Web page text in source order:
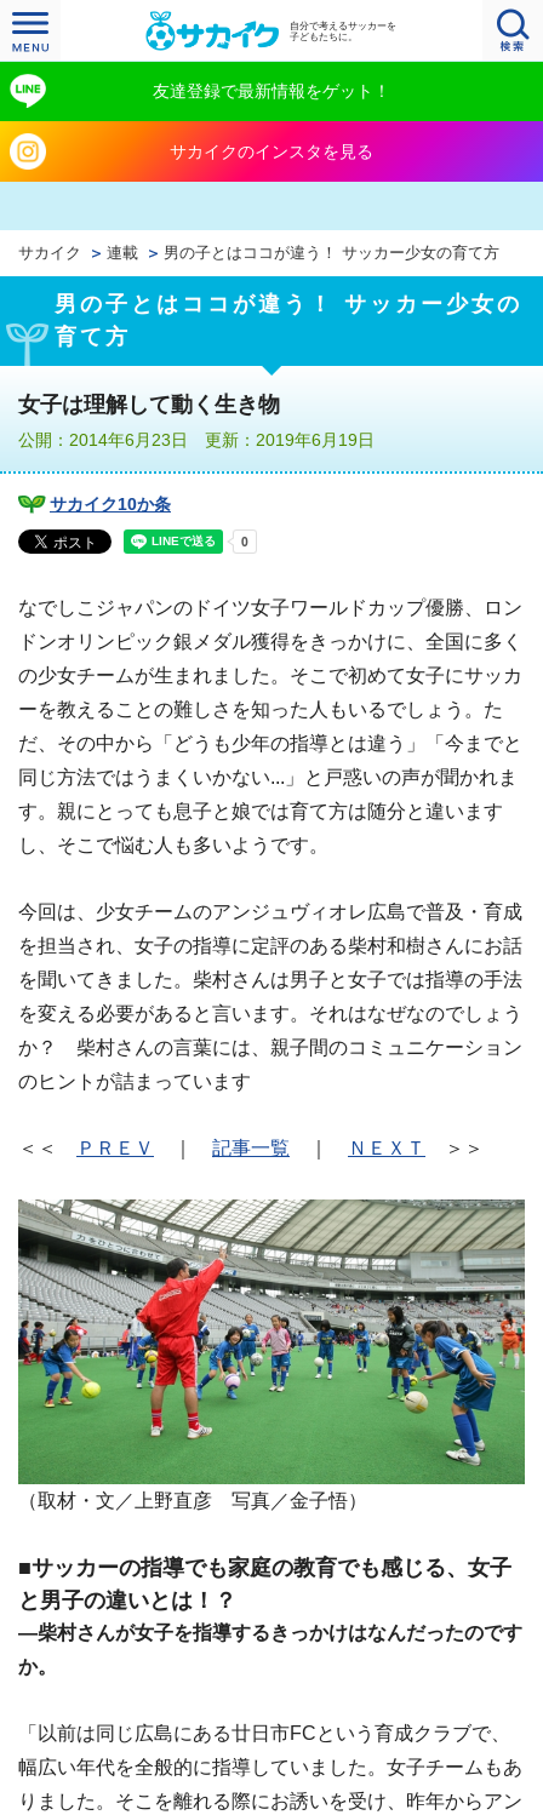
自分で考えるサッカーを
子どもたちに。
友達登録で最新情報をゲット！
サカイクのインスタを見る
サカイク 連載 男の子とはココが違う！ サッカー少女の育て方
男の子とはココが違う！ サッカー少女の
育て方
女子は理解して動く生き物
公開：2014年6月23日 更新：2019年6月19日
サカイク10か条
なでしこジャパンのドイツ女子ワールドカップ優勝、ロン
ドンオリンピック銀メダル獲得をきっかけに、全国に多く
の少女チームが生まれました。そこで初めて女子にサッカ
ーを教えることの難しさを知った人もいるでしょう。た
だ、その中から「どうも少年の指導とは違う」「今までと
同じ方法ではうまくいかない...」と戸惑いの声が聞かれま
す。親にとっても息子と娘では育て方は随分と違います
し、そこで悩む人も多いようです。
今回は、少女チームのアンジュヴィオレ広島で普及・育成
を担当され、女子の指導に定評のある柴村和樹さんにお話
を聞いてきました。柴村さんは男子と女子では指導の手法
を変える必要があると言います。それはなぜなのでしょう
か？ 柴村さんの言葉には、親子間のコミュニケーション
のヒントが詰まっています
＜＜ ＰＲＥＶ 記事一覧 ＮＥＸＴ ＞＞
（取材・文／上野直彦 写真／金子悟）
■サッカーの指導でも家庭の教育でも感じる、女子
と男子の違いとは！？
―柴村さんが女子を指導するきっかけはなんだったのです
か。
「以前は同じ広島にある廿日市FCという育成クラブで、
幅広い年代を全般的に指導していました。女子チームもあ
りました。そこを離れる際にお誘いを受け、昨年からアン